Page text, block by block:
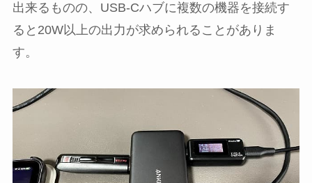
出来るものの、USB-Cハブに複数の機器を接続す
ると20W以上の出力が求められることがありま
す。